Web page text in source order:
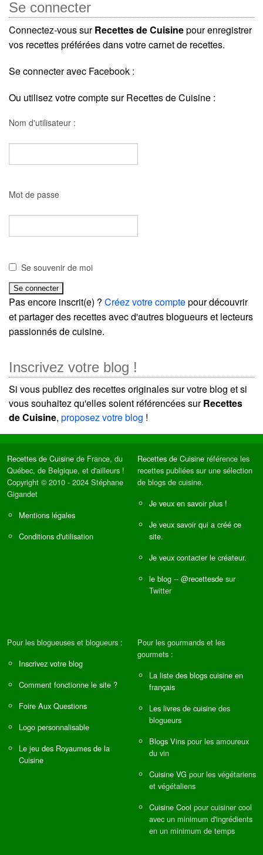
Se connecter
Connectez-vous surRecettes de Cuisinepour enregistrer
vos recettes préférées dans votre carnet de recettes.
Se connecter avec Facebook :
Ou utilisez votre compte sur Recettes de Cuisine :
Nom d'utilisateur :
Mot de passe
Se souvenir de moi
Pas encore inscrit(e) ? Créez votre comptepour découvrir
et partager des recettes avec d'autres blogueurs et lecteurs
passionnés de cuisine.
Inscrivez votre blog !
Si vous publiez des recettes originales sur votre blog et si
vous souhaitez qu'elles soient référencées surRecettes
de Cuisine, proposez votre blog !
Recettes de Cuisine de France, du
Québec, de Belgique, et d'ailleurs !
Copyright © 2010 - 2024 Stéphane
Gigandet
Mentions légales
Conditions d'utilisation
Recettes de Cuisine référence les
recettes publiées sur une sélection
de blogs de cuisine.
Je veux en savoir plus !
Je veux savoir qui a créé ce
site.
Je veux contacter le créateur.
le blog -- @recettesde sur
Twitter
Pour les blogueuses et blogueurs :
Inscrivez votre blog
Comment fonctionne le site ?
Foire Aux Questions
Logo personnalisable
Le jeu des Royaumes de la
Cuisine
Pour les gourmands et les
gourmets :
La liste des blogs cuisine en
français
Les livres de cuisine des
blogueurs
Blogs Vins pour les amoureux
du vin
Cuisine VG pour les végétariens
et végétaliens
Cuisine Cool pour cuisiner cool
avec un minimum d'ingrédients
en un minimum de temps